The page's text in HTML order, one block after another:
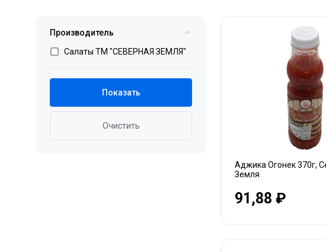
Производитель
Салаты ТМ "СЕВЕРНАЯ ЗЕМЛЯ"
Показать
Очистить
Аджика Огонек 370г,
Земля
91,88 ₽